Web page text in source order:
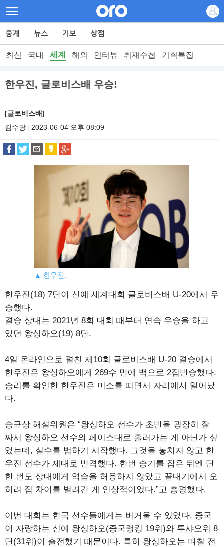
최신 국내 세계 해외 인터뷰 취재수첩 기획특집
한우진, 글로비스배 우승!
[글로비스배]
김수광
2023-06-04 오후 08:09
▲ 한우진.
한우진(18) 7단이 신예 세계대회 글로비스배 U-20에서 우
승했다.
결승 상대는 2021년 8회 대회 때부터 연속 우승을 하고
있던 왕싱하오(19) 8단.
4일 온라인으로 펼친 제10회 글로비스배 U-20 결승에서
한우진은 왕싱하오에게 269수 만에 백으로 2집반승했다.
승리를 확인한 한우진은 미소를 띠면서 자리에서 일어났
다.
송규상 해설위원은 “왕싱하오 선수가 초반을 굉장히 잘
짜서 왕싱하오 선수의 페이스대로 흘러가는 게 아닌가 싶
었는데, 실수를 범하기 시작했다. 그것을 놓치지 않고 한
우진 선수가 제대로 반격했다. 한번 승기를 잡은 뒤엔 단
한 번도 상대에게 역습을 허용하지 않았고 끝내기에서 오
히려 집 차이를 벌려간 게 인상적이었다.”고 총평했다.
이번 대회는 한국 선수들에게는 버거울 수 있었다. 중국
이 자랑하는 신예 왕싱하오(중국랭킹 19위)와 투샤오위 8
단(31위)이 출전했기 때문이다. 특히 왕싱하오는 며칠 전